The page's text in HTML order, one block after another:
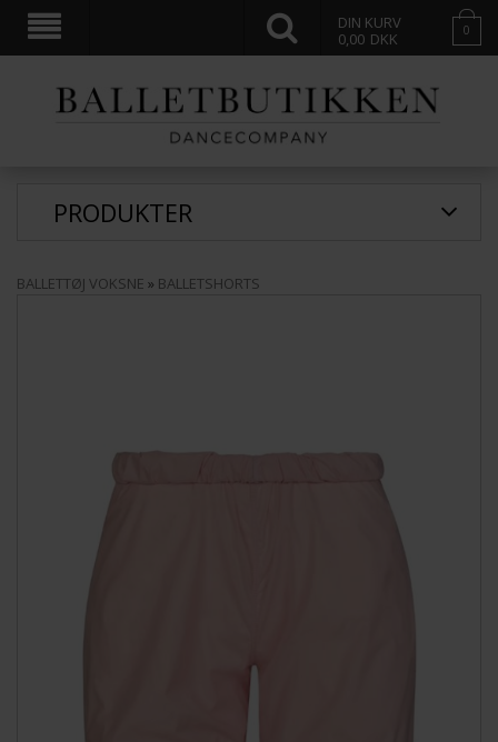
DIN KURV
0,00 DKK 0
PRODUKTER
BALLETTØJ VOKSNE » BALLETSHORTS